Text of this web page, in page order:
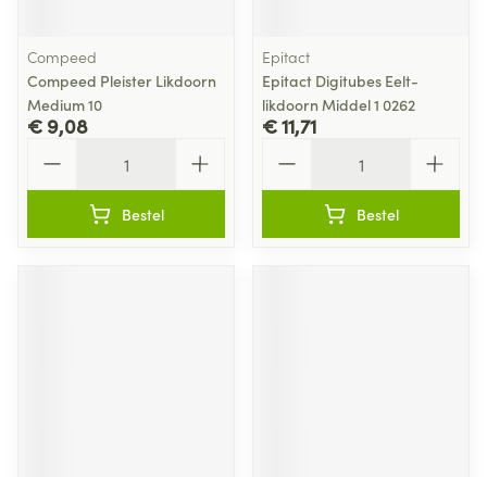
Compeed
Compeed Pleister Likdoorn
Medium 10
€ 9,08
Bestel
Epitact
Epitact Digitubes Eelt-
likdoorn Middel 1 0262
€ 11,71
Bestel